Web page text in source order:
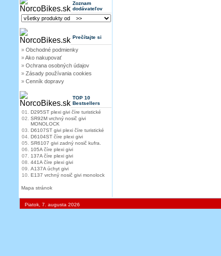
Zoznam
dodávateľov
Prečítajte si
» Obchodné podmienky
»Ako nakupovať
» Ochrana osobných údajov
» Zásady používania cookies
» Cenník dopravy
TOP 10
Bestsellers
01.
D295ST plexi givi číre turistické
02.
SR92M vrchný nosič givi
MONOLOCK
03.
D6107ST givi plexi číre turistické
04. D6104ST číre plexi givi
05.
SR6107 givi zadný nosič kufra.
06.
105A číre plexi givi
07.
137A číre plexi givi
08.
441A číre plexi givi
09.
A137A úchyt givi
10.
E137 vrchný nosič givi monolock
Mapa stránok
Piatok, 7. augusta 2026